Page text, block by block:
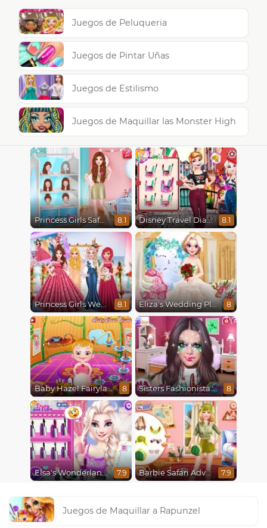
Juegos de Peluqueria
Juegos de Pintar Uñas
Juegos de Estilismo
Juegos de Maquillar las Monster High
Princess Girls Safari Trip 8.1 Disney Travel Diaries: City Break 8.1
Princess Girls Wedding Trip 8.1 Eliza's Wedding Planner 8
Baby Hazel Fairyland Ballet 8 Sisters Fashionista Makeup 8
Elsa's Wonderland Wedding 7.9 Barbie Safari Adventure 7.9
Juegos de Maquillar a Rapunzel